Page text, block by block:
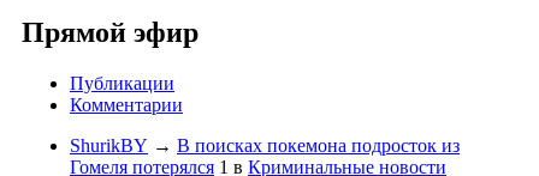
Прямой эфир
Публикации
Комментарии
ShurikBY → В поисках покемона подросток из
Гомеля потерялся 1 в Криминальные новости